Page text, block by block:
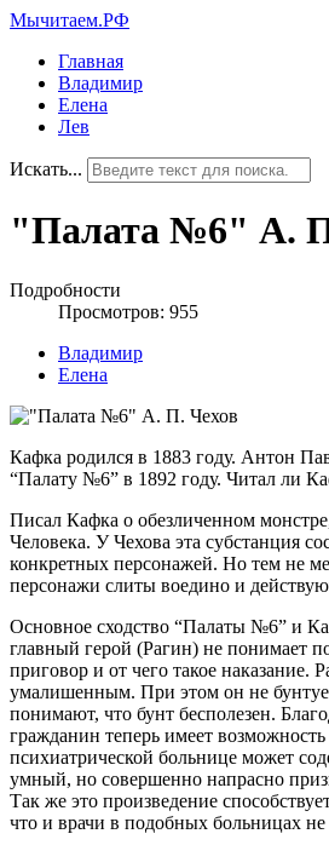
Мычитаем.РФ
Главная
Владимир
Елена
Лев
Искать...
"Палата №6" А.
Подробности
Просмотров: 955
Владимир
Елена
Кафка родился в 1883 году. Антон
“Палату №6” в 1892 году. Читал ли
Писал Кафка о обезличенном
Человека. У Чехова эта субстанция
конкретных персонажей. Но тем не
персонажи слиты воедино и
Основное сходство “Палаты №6” и
главный герой (Рагин) не понимает
приговор и от чего такое наказание.
умалишенным. При этом он не
понимают, что бунт бесполезен.
гражданин теперь имеет
психиатрической больнице может
умный, но совершенно напрасно
Так же это произведение
что и врачи в подобных больницах